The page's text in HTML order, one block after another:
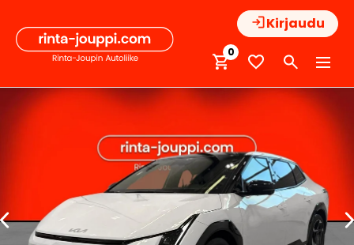
sisältöön
Kirjaudu
0